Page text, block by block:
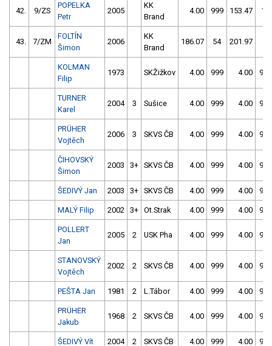
42. 9/ZS
POPELKA
Petr
2005
KK
Brand
4.00 999 153.47 10
43. 7/ZM
FOLTÍN
Šimon
2006
KK
Brand
186.07 54 201.97
KOLMAN
Filip
1973 SKŽižkov 4.00 999 4.00 999
TURNER
Karel
2004 3 Sušice 4.00 999 4.00 999
PRÜHER
Vojtěch
2006 3 SKVS ČB 4.00 999 4.00 999
ČIHOVSKÝ
Šimon
2003 3+ SKVS ČB 4.00 999 4.00 999
ŠEDIVÝ Jan 2003 3+ SKVS ČB 4.00 999 4.00 999
MALÝ Filip 2002 3+ Ot.Strak 4.00 999 4.00 999
POLLERT
Jan
2005 2 USK Pha 4.00 999 4.00 999
STANOVSKÝ
Vojtěch
2002 2 SKVS ČB 4.00 999 4.00 999
PEŠTA Jan 1981 2 L.Tábor 4.00 999 4.00 999
PRÜHER
Jakub
1968 2 SKVS ČB 4.00 999 4.00 999
ŠEDIVÝ Vít 2004 2 SKVS ČB 4.00 999 4.00 999